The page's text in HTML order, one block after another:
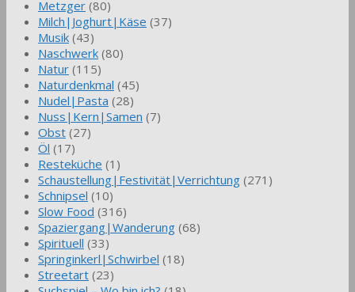
Metzger (80)
Milch|Joghurt|Käse (37)
Musik (43)
Naschwerk (80)
Natur (115)
Naturdenkmal (45)
Nudel|Pasta (28)
Nuss|Kern|Samen (7)
Obst (27)
Öl (17)
Resteküche (1)
Schaustellung|Festivität|Verrichtung (271)
Schnipsel (10)
Slow Food (316)
Spaziergang|Wanderung (68)
Spirituell (33)
Springinkerl|Schwirbel (18)
Streetart (23)